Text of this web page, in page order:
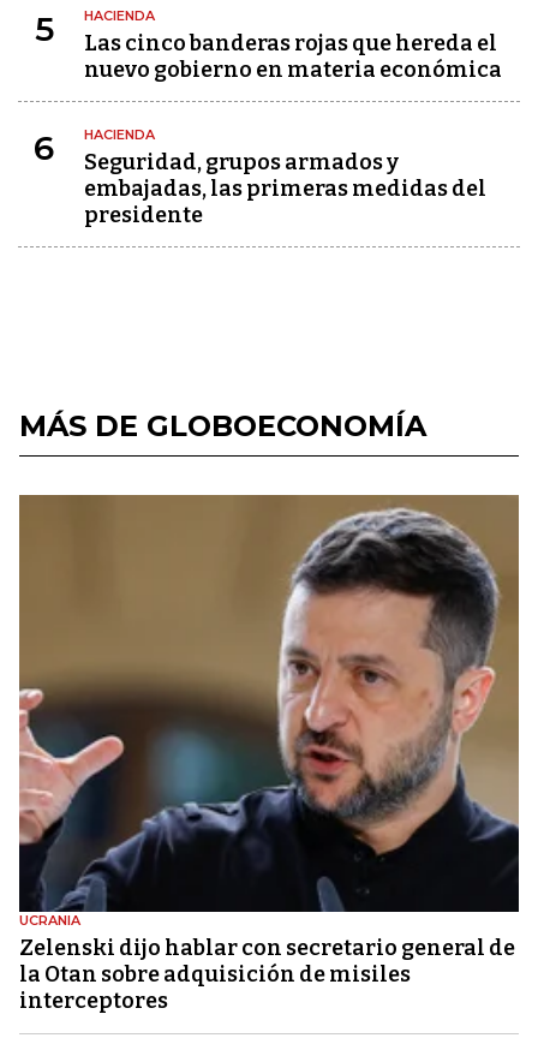
5 HACIENDA
Las cinco banderas rojas que hereda el
nuevo gobierno en materia económica
6 HACIENDA
Seguridad, grupos armados y
embajadas, las primeras medidas del
presidente
MÁS DE GLOBOECONOMÍA
UCRANIA
Zelenski dijo hablar con secretario general de
la Otan sobre adquisición de misiles
interceptores